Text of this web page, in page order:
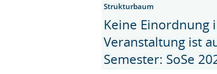
Strukturbaum
Keine Einordnung
Veranstaltung ist
Semester: SoSe